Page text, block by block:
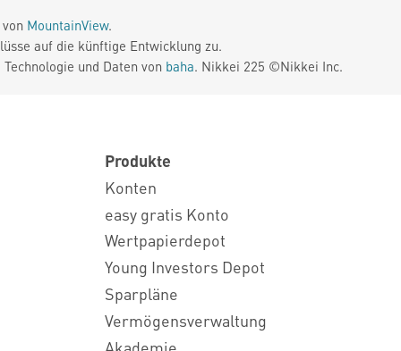
MountainView.
auf die künftige Entwicklung zu.
und Daten von baha. Nikkei 225 ©Nikkei Inc.
Produkte
Konten
easy gratis Konto
Wertpapierdepot
Young Investors Depot
Sparpläne
Vermögensverwaltung
Akademie